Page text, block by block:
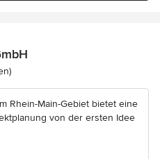
von 5 Sternen
Rhein-Main-Gebiet bietet eine
von der ersten Idee